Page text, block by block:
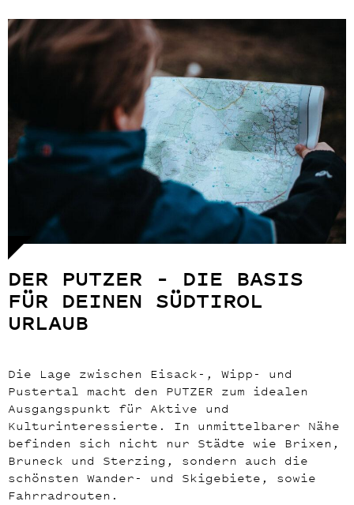
DER PUTZER – DIE BASIS
FÜR DEINEN SÜDTIROL
URLAUB
Die Lage zwischen Eisack-, Wipp- und
Pustertal macht den PUTZER zum idealen
Ausgangspunkt für Aktive und
Kulturinteressierte. In unmittelbarer Nähe
befinden sich nicht nur Städte wie Brixen,
Bruneck und Sterzing, sondern auch die
schönsten Wander- und Skigebiete, sowie
Fahrradrouten.